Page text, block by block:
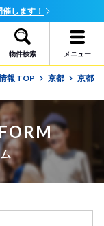
物件検索 メニュー
報 TOP 京都
京都